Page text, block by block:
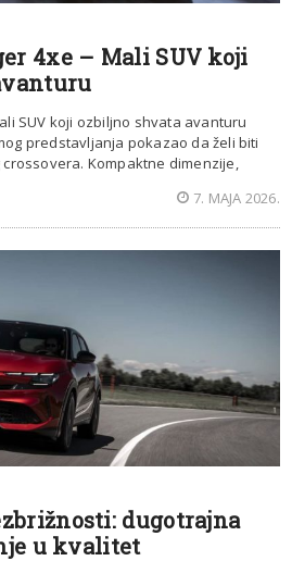
4xe – Mali SUV koji
SUV koji ozbiljno shvata avanturu
predstavljanja pokazao da želi biti
Kompaktne dimenzije,
7. MAJA 2026.
dugotrajna
u kvalitet